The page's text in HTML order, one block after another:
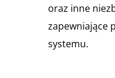
oraz inne
zapewniające
systemu.